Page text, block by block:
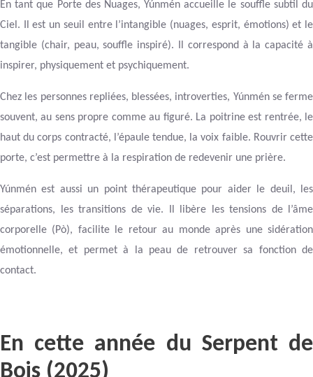
En tant que Porte des Nuages, Yúnmén accueille le souffle subtil du
Ciel. Il est un seuil entre l’intangible (nuages, esprit, émotions) et le
tangible (chair, peau, souffle inspiré). Il correspond à la capacité à
inspirer, physiquement et psychiquement.
Chez les personnes repliées, blessées, introverties, Yúnmén se ferme
souvent, au sens propre comme au figuré. La poitrine est rentrée, le
haut du corps contracté, l’épaule tendue, la voix faible. Rouvrir cette
porte, c’est permettre à la respiration de redevenir une prière.
Yúnmén est aussi un point thérapeutique pour aider le deuil, les
séparations, les transitions de vie. Il libère les tensions de l’âme
corporelle (Pò), facilite le retour au monde après une sidération
émotionnelle, et permet à la peau de retrouver sa fonction de
contact.
En cette année du Serpent de
Bois (2025)